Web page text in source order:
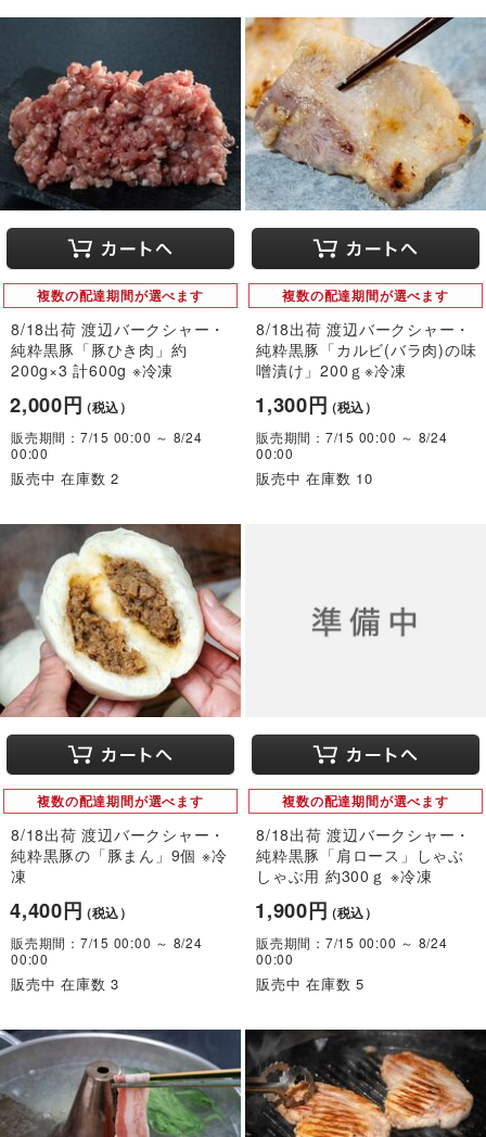
複数の配達期間が選べます
8/18出荷 渡辺バークシャー・
純粋黒豚「豚ひき肉」約
200g×3 計600g ※冷凍
2,000円（税込）
販売期間：7/15 00:00 ～ 8/24
00:00
販売中 在庫数 2
複数の配達期間が選べます
8/18出荷 渡辺バークシャー・
純粋黒豚「カルビ(バラ肉)の味
噌漬け」200ｇ※冷凍
1,300円（税込）
販売期間：7/15 00:00 ～ 8/24
00:00
販売中 在庫数 10
複数の配達期間が選べます
8/18出荷 渡辺バークシャー・
純粋黒豚の「豚まん」9個 ※冷
凍
4,400円（税込）
販売期間：7/15 00:00 ～ 8/24
00:00
販売中 在庫数 3
複数の配達期間が選べます
8/18出荷 渡辺バークシャー・
純粋黒豚「肩ロース」しゃぶ
しゃぶ用 約300ｇ ※冷凍
1,900円（税込）
販売期間：7/15 00:00 ～ 8/24
00:00
販売中 在庫数 5